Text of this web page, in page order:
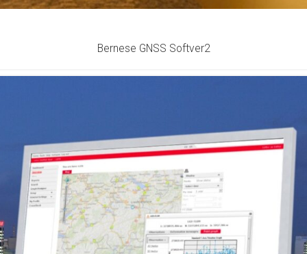
Bernese GNSS Softver2